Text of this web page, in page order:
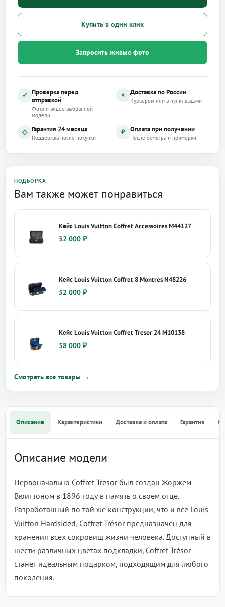
Купить в один клик
Запросить живые фото
✓ Проверка перед
отправкой
Фото и видео выбранной
модели
⌖ Доставка по России
Курьером или в пункт выдачи
◇ Гарантия 24 месяца
Поддержка после покупки
₽ Оплата при получении
После осмотра и примерки
ПОДБОРКА
Вам также может понравиться
Кейс Louis Vuitton Coffret Accessoires M44127
52 000 ₽
Кейс Louis Vuitton Coffret 8 Montres N48226
52 000 ₽
Кейс Louis Vuitton Coffret Tresor 24 M10138
58 000 ₽
Смотреть все товары →
Описание Характеристики Доставка и оплата Гарантия
Описание модели
Первоначально Coffret Tresor был создан Жоржем
Вюиттоном в 1896 году в память о своем отце.
Разработанный по той же конструкции, что и все Louis
Vuitton Hardsided, Coffret Trésor предназначен для
хранения всех сокровищ жизни человека. Доступный в
шести различных цветах подкладки, Coffret Trésor
станет идеальным подарком, подходящим для любого
поколения.